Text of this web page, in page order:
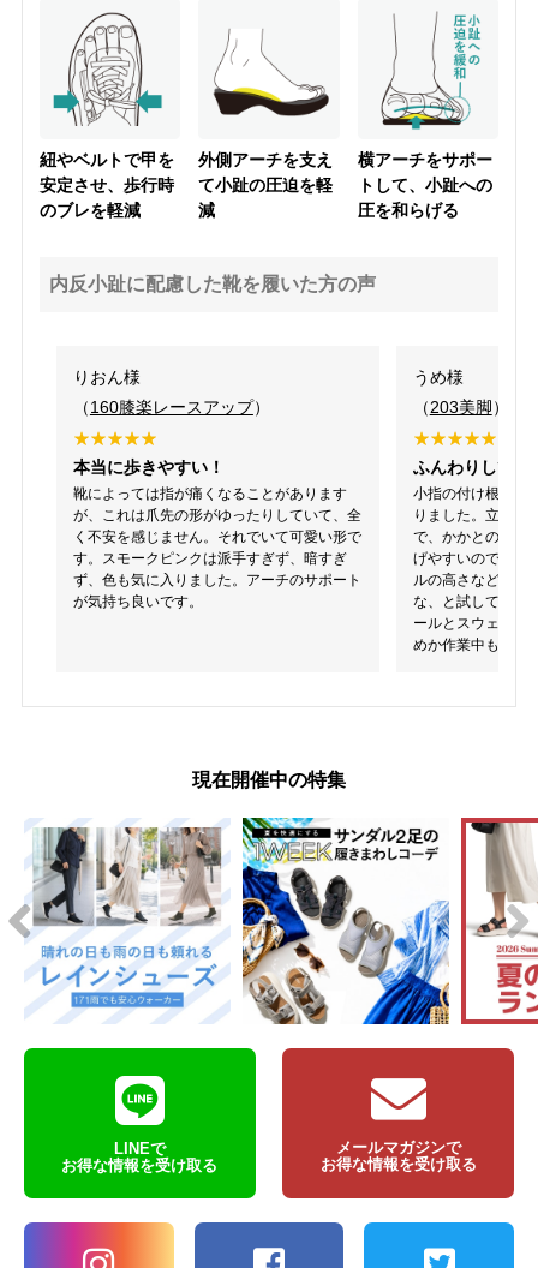
紐やベルトで甲を
安定させ、歩行時
のブレを軽減
外側アーチを支え
て小趾の圧迫を軽
減
横アーチをサポー
トして、小趾への
圧を和らげる
内反小趾に配慮した靴を履いた方の声
りおん様
（160膝楽レースアップ）
本当に歩きやすい！
靴によっては指が痛くなることがあります
が、これは爪先の形がゆったりしていて、全
く不安を感じません。それでいて可愛い形で
す。スモークピンクは派手すぎず、暗すぎ
ず、色も気に入りました。アーチのサポート
が気持ち良いです。
うめ様
（203美脚）
ふんわりしてる
小指の付け根裏が
りました。立ち仕
で、かかとのバッ
げやすいのでは?
ルの高さなどを考
な、と試してみる
ールとスウェード
めか作業中も脱げ
現在開催中の特集
LINEで
お得な情報を受け取る
メールマガジンで
お得な情報を受け取る